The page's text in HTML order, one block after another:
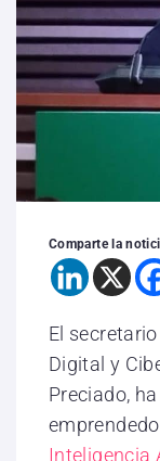
Comparte la
El
Digital y
Preciado,
Inteligencia